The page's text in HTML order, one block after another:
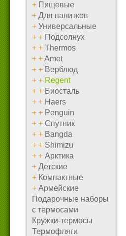
+ Пищевые
+ Для напитков
+ Универсальные
+ + Подсолнух
+ + Thermos
+ +Amet
+ + Верблюд
+ + Regent
+ + Биосталь
+ + Haers
+ + Penguin
+ + Спутник
+ + Bangda
+ + Shimizu
+ + Арктика
+ Детские
+ Компактные
+ Армейские
Подарочные наборы
с термосами
Кружки-термосы
Термофляги